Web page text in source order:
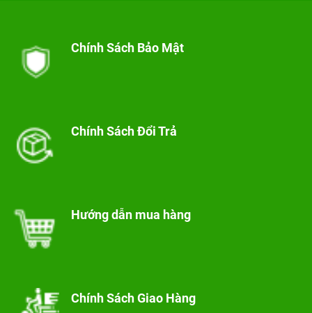
Chính Sách Bảo Mật
Chính Sách Đổi Trả
Hướng dẫn mua hàng
Chính Sách Giao Hàng